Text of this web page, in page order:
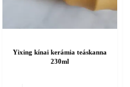
Yixing kínai kerámia teáskanna
230ml